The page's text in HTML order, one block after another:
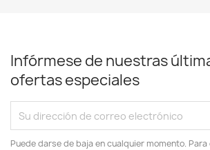
Infórmese de nuestras
ofertas especiales
Puede darse de baja en cualquier momento.